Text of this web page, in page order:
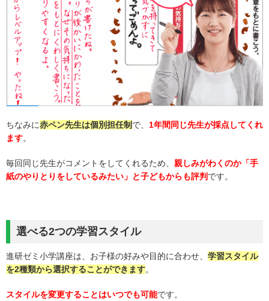
ちなみに赤ペン先生は個別担任制で、 1年間同じ先生が採点してくれ
ます。
毎回同じ先生がコメントをしてくれるため、 親しみがわくのか「手
紙のやりとりをしているみたい」と子どもからも評判です。
選べる2つの学習スタイル
進研ゼミ小学講座は、お子様の好みや目的に合わせ、 学習スタイル
を2種類から選択することができます。
スタイルを変更することはいつでも可能です。